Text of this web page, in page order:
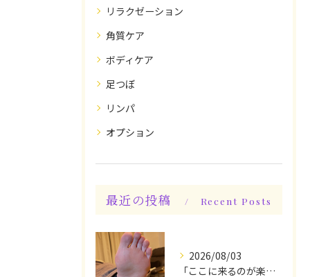
リラクゼーション
角質ケア
ボディケア
足つぼ
リンパ
オプション
最近の投稿 Recent Posts
2026/08/03
「ここに来るのが楽しみです♪」と、言っていただけます◎